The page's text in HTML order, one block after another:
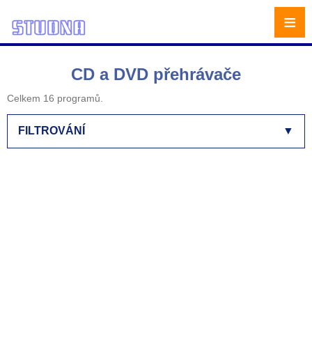
CD a DVD přehrávače
Celkem 16 programů.
▼
FILTROVÁNÍ
≡